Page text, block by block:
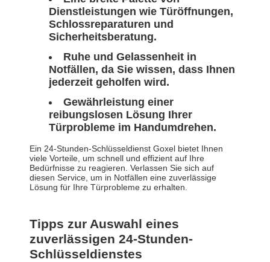
Dienstleistungen wie Türöffnungen,
Schlossreparaturen und
Sicherheitsberatung.
Ruhe und Gelassenheit in
Notfällen, da Sie wissen, dass Ihnen
jederzeit geholfen wird.
Gewährleistung einer
reibungslosen Lösung Ihrer
Türprobleme im Handumdrehen.
Ein 24-Stunden-Schlüsseldienst Goxel bietet Ihnen
viele Vorteile, um schnell und effizient auf Ihre
Bedürfnisse zu reagieren. Verlassen Sie sich auf
diesen Service, um in Notfällen eine zuverlässige
Lösung für Ihre Türprobleme zu erhalten.
Tipps zur Auswahl eines
zuverlässigen 24-Stunden-
Schlüsseldienstes